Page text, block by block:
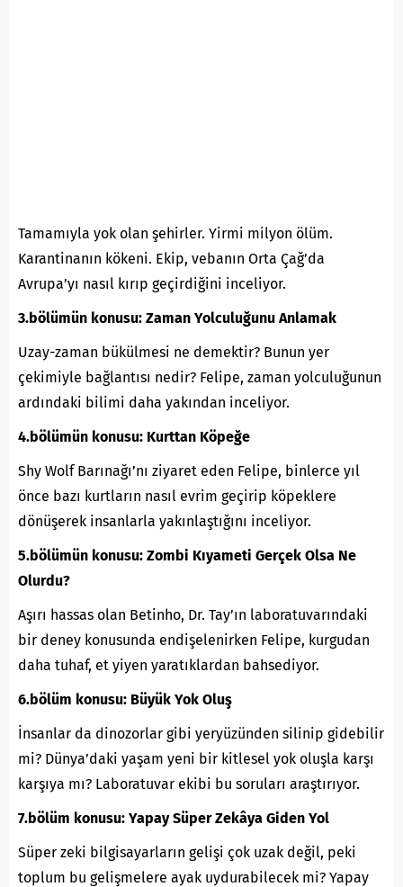
Tamamıyla yok olan şehirler. Yirmi milyon ölüm.
Karantinanın kökeni. Ekip, vebanın Orta Çağ’da
Avrupa’yı nasıl kırıp geçirdiğini inceliyor.
3.bölümün konusu: Zaman Yolculuğunu Anlamak
Uzay-zaman bükülmesi ne demektir? Bunun yer
çekimiyle bağlantısı nedir? Felipe, zaman yolculuğunun
ardındaki bilimi daha yakından inceliyor.
4.bölümün konusu: Kurttan Köpeğe
Shy Wolf Barınağı’nı ziyaret eden Felipe, binlerce yıl
önce bazı kurtların nasıl evrim geçirip köpeklere
dönüşerek insanlarla yakınlaştığını inceliyor.
5.bölümün konusu: Zombi Kıyameti Gerçek Olsa Ne
Olurdu?
Aşırı hassas olan Betinho, Dr. Tay’ın laboratuvarındaki
bir deney konusunda endişelenirken Felipe, kurgudan
daha tuhaf, et yiyen yaratıklardan bahsediyor.
6.bölüm konusu: Büyük Yok Oluş
İnsanlar da dinozorlar gibi yeryüzünden silinip gidebilir
mi? Dünya’daki yaşam yeni bir kitlesel yok oluşla karşı
karşıya mı? Laboratuvar ekibi bu soruları araştırıyor.
7.bölüm konusu: Yapay Süper Zekâya Giden Yol
Süper zeki bilgisayarların gelişi çok uzak değil, peki
toplum bu gelişmelere ayak uydurabilecek mi? Yapay